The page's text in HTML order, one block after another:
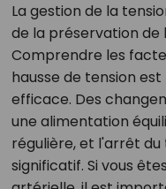
La gestion de la
de la préservation de
Comprendre les
hausse de tension
efficace. Des
une alimentation
régulière, et l'arrêt
significatif. Si vous